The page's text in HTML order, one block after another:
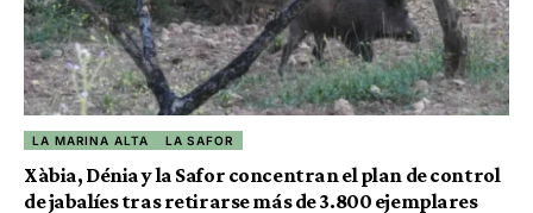
LA MARINA ALTA LA SAFOR
Xàbia, Dénia y la Safor concentran el plan de control
de jabalíes tras retirarse más de 3.800 ejemplares